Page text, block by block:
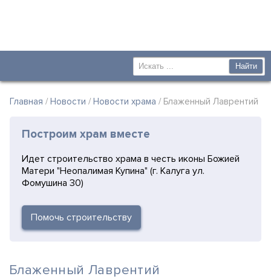
Главная /Новости /Новости храма / Блаженный Лаврентий
Построим храм вместе
Идет строительство храма в честь иконы Божией
Матери "Неопалимая Купина" (г. Калуга ул.
Фомушина 30)
Помочь строительству
Блаженный Лаврентий